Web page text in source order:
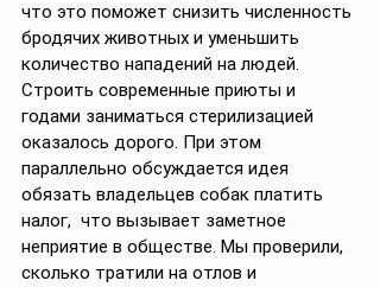
что это поможет снизить численность
бродячих животных и уменьшить
количество нападений на людей.
Строить современные приюты и
годами заниматься стерилизацией
оказалось дорого. При этом
параллельно обсуждается идея
обязать владельцев собак платить
налог,  что вызывает заметное
неприятие в обществе. Мы проверили,
сколько тратили на отлов и